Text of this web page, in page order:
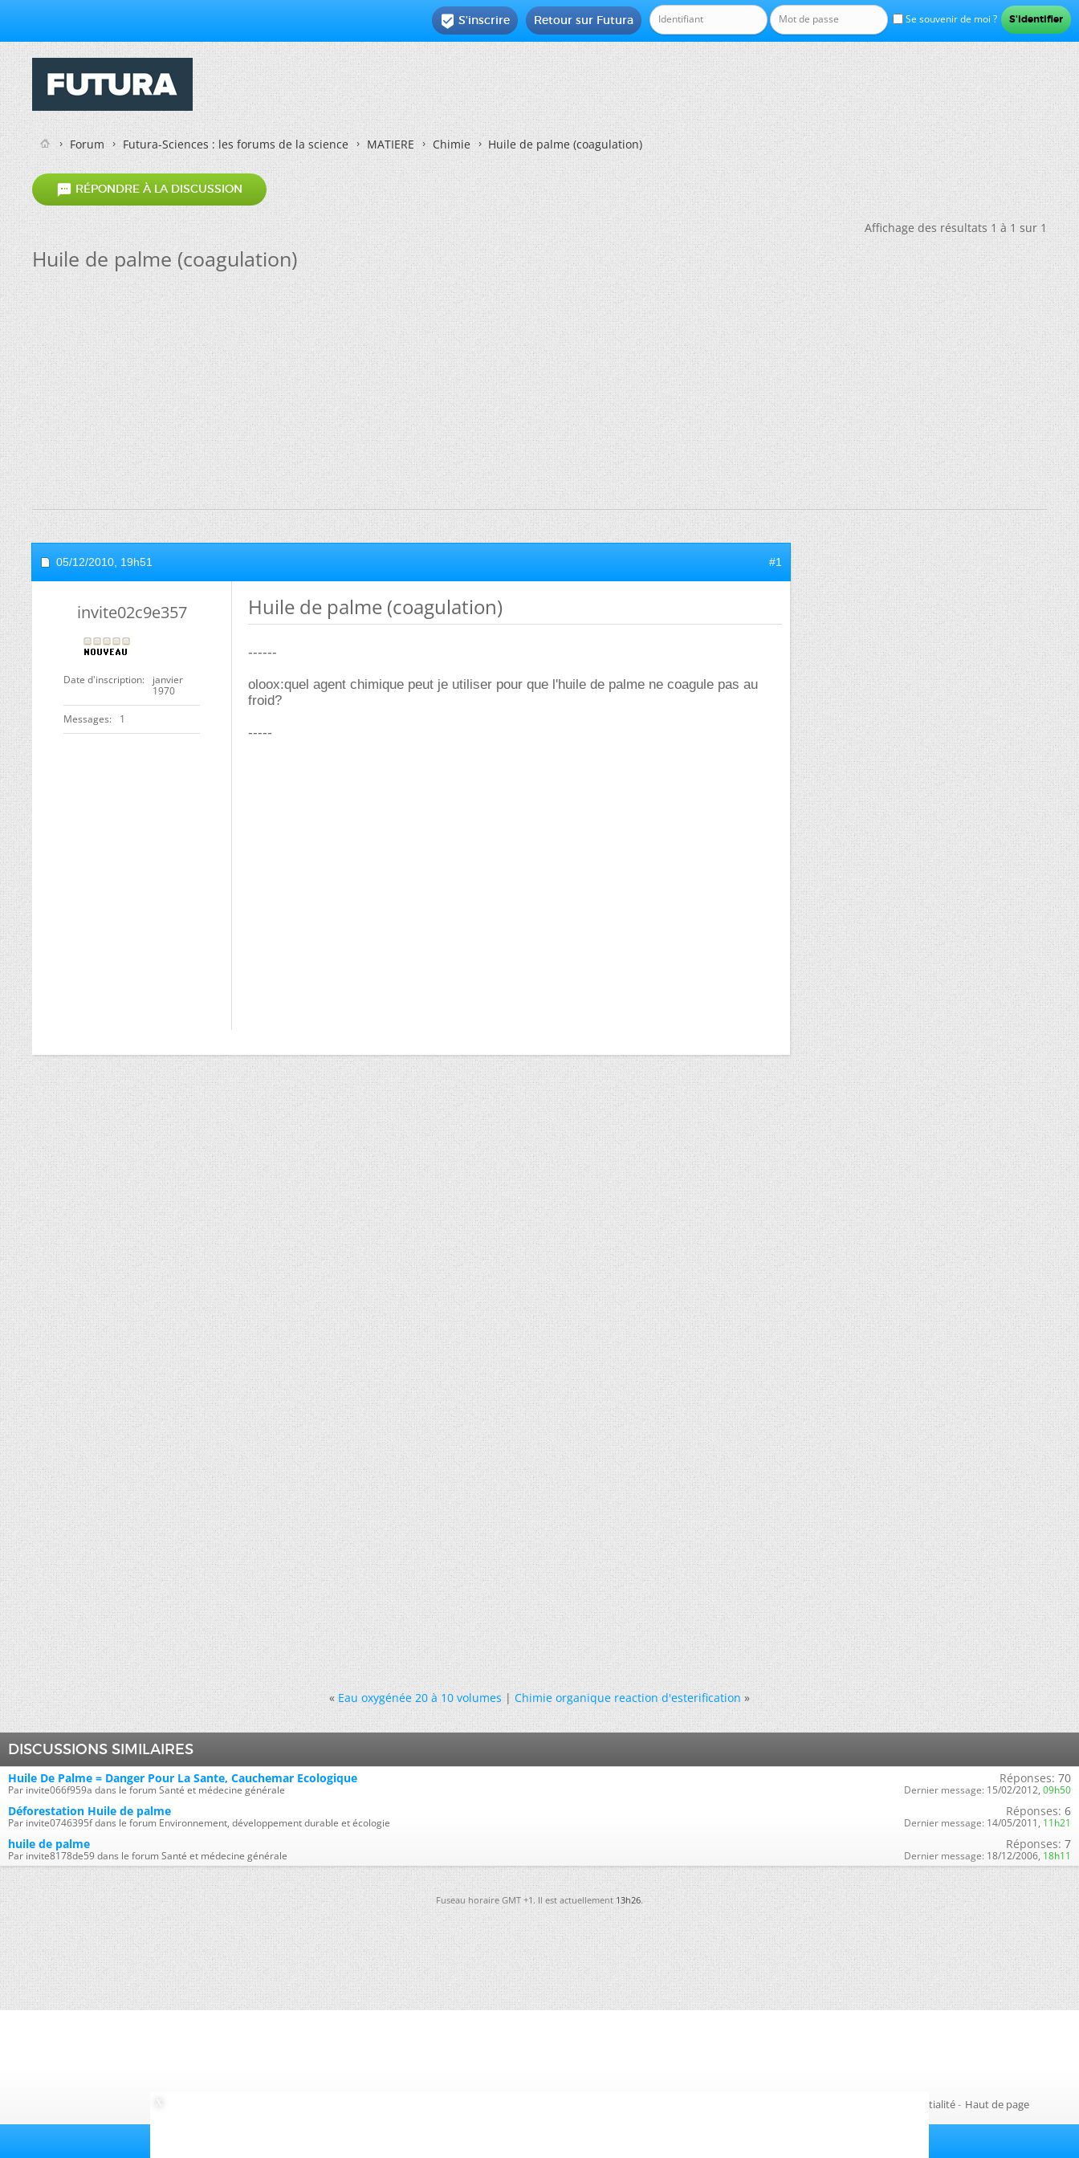
Se souvenir de moi ?
Retour sur Futura
 S'inscrire
Forum Futura-Sciences : les forums de la science MATIERE Chimie Huile de palme (coagulation)
 RÉPONDRE À LA DISCUSSION
Affichage des résultats 1 à 1 sur 1
Huile de palme (coagulation)
05/12/2010, 19h51 #1
invite02c9e357
Date d'inscription
janvier
1970
Messages 1
Huile de palme (coagulation)
------
oloox:quel agent chimique peut je utiliser pour que l'huile de palme ne coagule pas au
froid?
-----
« Eau oxygénée 20 à 10 volumes|Chimie organique reaction d'esterification »
DISCUSSIONS SIMILAIRES
Huile De Palme = Danger Pour La Sante, Cauchemar Ecologique
Par invite066f959a dans le forum Santé et médecine générale
Réponses: 70
Dernier message: 15/02/2012, 09h50
Déforestation Huile de palme
Par invite0746395f dans le forum Environnement, développement durable et écologie
Réponses: 6
Dernier message: 14/05/2011, 11h21
huile de palme
Par invite8178de59 dans le forum Santé et médecine générale
Réponses: 7
Dernier message: 18/12/2006, 18h11
Fuseau horaire GMT +1. Il est actuellement13h26.
Politique de confidentialité- Haut de page